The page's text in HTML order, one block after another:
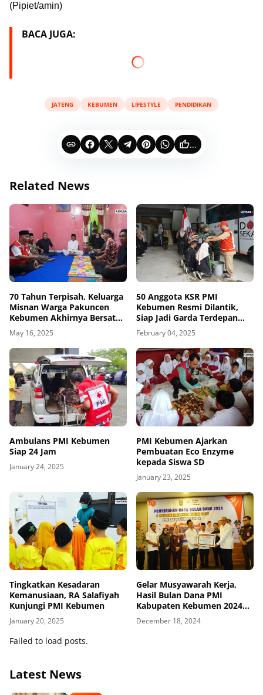
(Pipiet/amin)
BACA JUGA:
JATENG KEBUMEN LIFESTYLE PENDIDIKAN
...
Related News
70 Tahun Terpisah, Keluarga
Misnan Warga Pakuncen
Kebumen Akhirnya Bersatu
Kembali
May 16, 2025
50 Anggota KSR PMI
Kebumen Resmi Dilantik,
Siap Jadi Garda Terdepan
Dalam Pelayanan
Kemanusiaan
February 04, 2025
Ambulans PMI Kebumen
Siap 24 Jam
January 24, 2025
PMI Kebumen Ajarkan
Pembuatan Eco Enzyme
kepada Siswa SD
January 23, 2025
Tingkatkan Kesadaran
Kemanusiaan, RA Salafiyah
Kunjungi PMI Kebumen
January 20, 2025
Gelar Musyawarah Kerja,
Hasil Bulan Dana PMI
Kabupaten Kebumen 2024
Tembus Angka 1,6 M
December 18, 2024
Failed to load posts.
Latest News